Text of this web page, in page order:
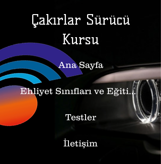
Çakırlar Sürücü
Kursu
Ana Sayfa
Ehliyet Sınıfları ve Eğitimler
Testler
İletişim